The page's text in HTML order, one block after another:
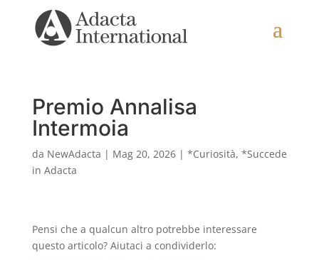
Premio Annalisa
Intermoia
da NewAdacta | Mag 20, 2026| *Curiosità, *Succede
in Adacta
Pensi che a qualcun altro potrebbe interessare
questo articolo? Aiutaci a condividerlo: